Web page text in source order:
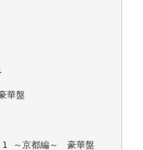
華盤
～京都編～ 豪華盤